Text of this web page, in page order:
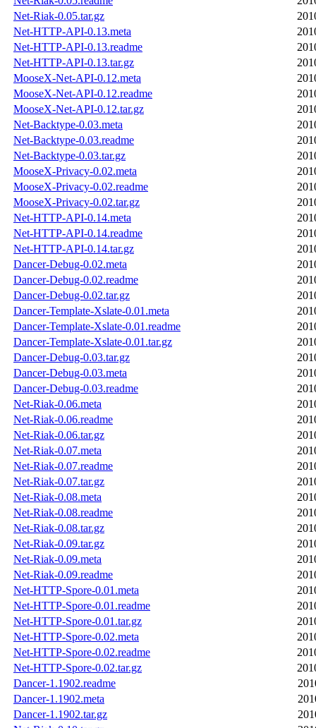
Net-Riak-0.05.tar.gz
Net-HTTP-API-0.13.meta
Net-HTTP-API-0.13.readme
Net-HTTP-API-0.13.tar.gz
MooseX-Net-API-0.12.meta
MooseX-Net-API-0.12.readme
MooseX-Net-API-0.12.tar.gz
Net-Backtype-0.03.meta
Net-Backtype-0.03.readme
Net-Backtype-0.03.tar.gz
MooseX-Privacy-0.02.meta
MooseX-Privacy-0.02.readme
MooseX-Privacy-0.02.tar.gz
Net-HTTP-API-0.14.meta
Net-HTTP-API-0.14.readme
Net-HTTP-API-0.14.tar.gz
Dancer-Debug-0.02.meta
Dancer-Debug-0.02.readme
Dancer-Debug-0.02.tar.gz
Dancer-Template-Xslate-0.01.meta
Dancer-Template-Xslate-0.01.readme
Dancer-Template-Xslate-0.01.tar.gz
Dancer-Debug-0.03.tar.gz
Dancer-Debug-0.03.meta
Dancer-Debug-0.03.readme
Net-Riak-0.06.meta
Net-Riak-0.06.readme
Net-Riak-0.06.tar.gz
Net-Riak-0.07.meta
Net-Riak-0.07.readme
Net-Riak-0.07.tar.gz
Net-Riak-0.08.meta
Net-Riak-0.08.readme
Net-Riak-0.08.tar.gz
Net-Riak-0.09.tar.gz
Net-Riak-0.09.meta
Net-Riak-0.09.readme
Net-HTTP-Spore-0.01.meta
Net-HTTP-Spore-0.01.readme
Net-HTTP-Spore-0.01.tar.gz
Net-HTTP-Spore-0.02.meta
Net-HTTP-Spore-0.02.readme
Net-HTTP-Spore-0.02.tar.gz
Dancer-1.1902.readme
Dancer-1.1902.meta
Dancer-1.1902.tar.gz